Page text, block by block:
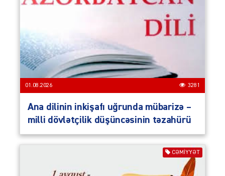
01.08.2026 3281
Ana dilinin inkişafı uğrunda mübarizə –
milli dövlətçilik düşüncəsinin təzahürü
CƏMIYYƏT